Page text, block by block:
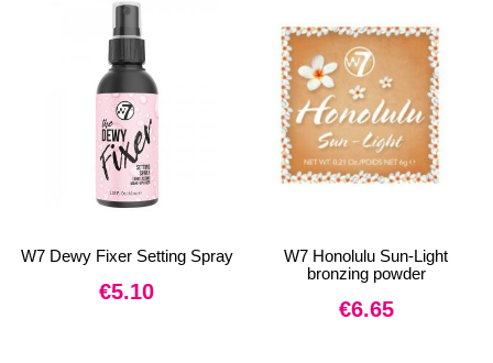
W7 Dewy Fixer Setting Spray
€5.10
W7 Honolulu Sun-Light
bronzing powder
€6.65